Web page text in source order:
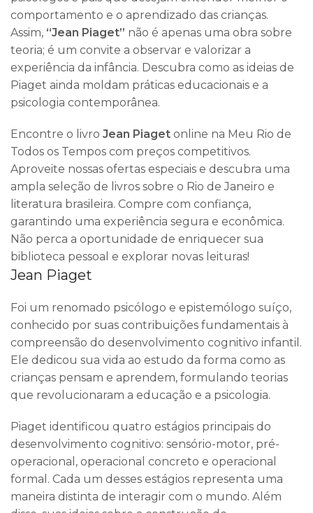
comportamento e o aprendizado das crianças.
Assim, “Jean Piaget” não é apenas uma obra sobre
teoria; é um convite a observar e valorizar a
experiência da infância. Descubra como as ideias de
Piaget ainda moldam práticas educacionais e a
psicologia contemporânea.
Encontre o livro Jean Piaget online na Meu Rio de
Todos os Tempos com preços competitivos.
Aproveite nossas ofertas especiais e descubra uma
ampla seleção de livros sobre o Rio de Janeiro e
literatura brasileira. Compre com confiança,
garantindo uma experiência segura e econômica.
Não perca a oportunidade de enriquecer sua
biblioteca pessoal e explorar novas leituras!
Jean Piaget
Foi um renomado psicólogo e epistemólogo suíço,
conhecido por suas contribuições fundamentais à
compreensão do desenvolvimento cognitivo infantil.
Ele dedicou sua vida ao estudo da forma como as
crianças pensam e aprendem, formulando teorias
que revolucionaram a educação e a psicologia.
Piaget identificou quatro estágios principais do
desenvolvimento cognitivo: sensório-motor, pré-
operacional, operacional concreto e operacional
formal. Cada um desses estágios representa uma
maneira distinta de interagir com o mundo. Além